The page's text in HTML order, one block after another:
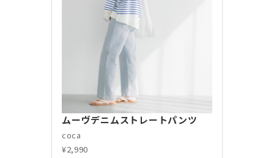
ムーヴデニムストレートパンツ
coca
¥2,990